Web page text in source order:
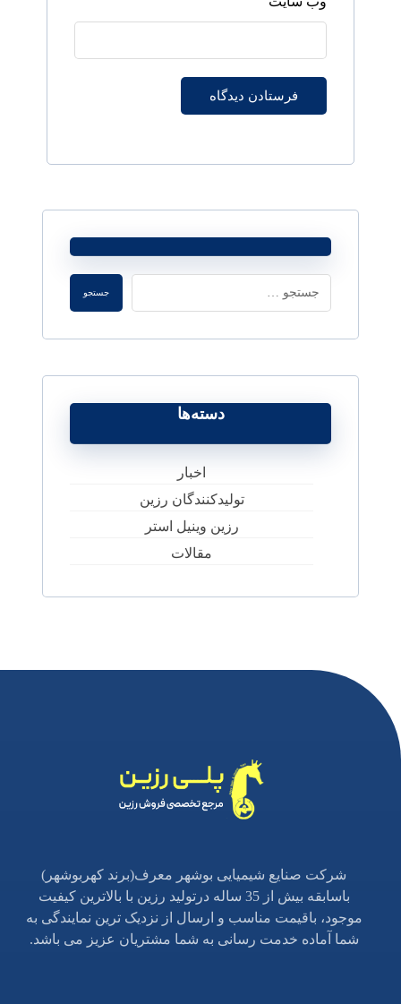
فرستادن دیدگاه
جستجو
دسته‌ها
اخبار
تولیدکنندگان رزین
رزین وینیل استر
مقالات
شرکت صنایع شیمیایی بوشهر معرف(برند کهربوشهر)
باسابقه بیش از 35 ساله درتولید رزین با بالاترین کیفیت
موجود، باقیمت مناسب و ارسال از نزدیک ترین نمایندگی به
شما آماده خدمت رسانی به شما مشتریان عزیز می باشد.